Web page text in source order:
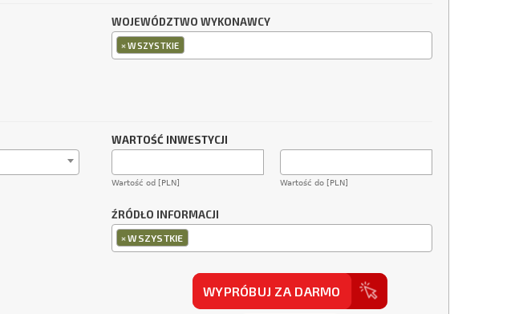
WOJEWÓDZTWO WYKONAWCY
×WSZYSTKIE
WARTOŚĆ INWESTYCJI
Wartość od [PLN] Wartość do [PLN]
ŹRÓDŁO INFORMACJI
×WSZYSTKIE
WYPRÓBUJ ZA DARMO